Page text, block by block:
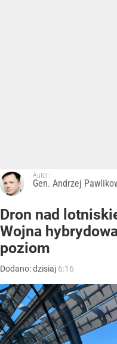
Autor:
Gen. Andrzej
Dron nad
Wojna
poziom
Dodano:dzisiaj 6:16